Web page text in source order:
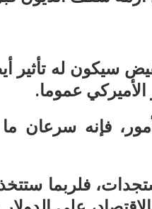
سيكون له
عموما.
فإنه سرعان
فلربما ستتخذ